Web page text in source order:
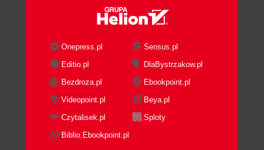
Onepress.pl
Sensus.pl
Editio.pl
DlaBystrzakow.pl
Bezdroza.pl
Ebookpoint.pl
Videopoint.pl
Beya.pl
Czytalisek.pl
Sploty
Biblio.Ebookpoint.pl